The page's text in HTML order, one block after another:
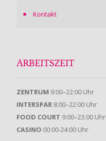
Kontakt
ARBEITSZEIT
ZENTRUM 9:00–22:00 Uhr
INTERSPAR 8:00–22:00 Uhr
FOOD COURT 9:00–23:00 Uhr
CASINO 00:00-24:00 Uhr